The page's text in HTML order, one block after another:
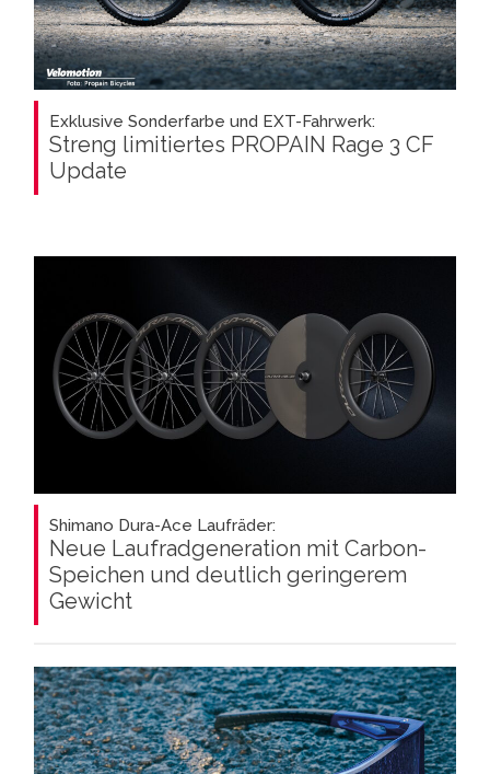
Exklusive Sonderfarbe und EXT-Fahrwerk:
Streng limitiertes PROPAIN Rage 3 CF
Update
Shimano Dura-Ace Laufräder:
Neue Laufradgeneration mit Carbon-
Speichen und deutlich geringerem
Gewicht